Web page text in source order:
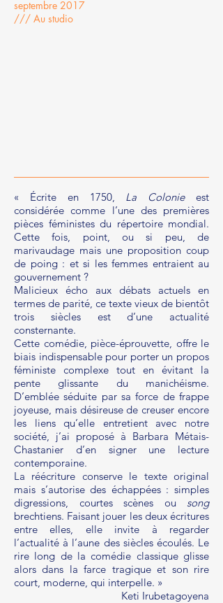
septembre 2017
/// Au studio
« Écrite en 1750, La Colonie est
considérée comme l’une des premières
pièces féministes du répertoire mondial.
Cette fois, point, ou si peu, de
marivaudage mais une proposition coup
de poing : et si les femmes entraient au
gouvernement ?
Malicieux écho aux débats actuels en
termes de parité, ce texte vieux de bientôt
trois siècles est d’une actualité
consternante.
Cette comédie, pièce-éprouvette, offre le
biais indispensable pour porter un propos
féministe complexe tout en évitant la
pente glissante du manichéisme.
D’emblée séduite par sa force de frappe
joyeuse, mais désireuse de creuser encore
les liens qu’elle entretient avec notre
société, j’ai proposé à Barbara Métais-
Chastanier d’en signer une lecture
contemporaine.
La réécriture conserve le texte original
mais s’autorise des échappées : simples
digressions, courtes scènes ou song
brechtiens. Faisant jouer les deux écritures
entre elles, elle invite à regarder
l’actualité à l’aune des siècles écoulés. Le
rire long de la comédie classique glisse
alors dans la farce tragique et son rire
court, moderne, qui interpelle. »
Keti Irubetagoyena